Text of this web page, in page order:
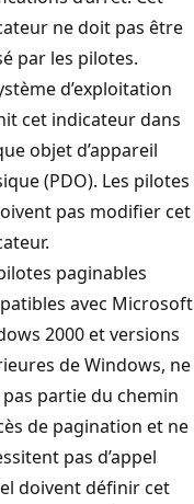
ne doit pas être
par les pilotes.
d’exploitation
cet indicateur dans
objet d’appareil
(PDO). Les pilotes
pas modifier cet
paginables
avec Microsoft
2000 et versions
de Windows, ne
partie du chemin
de pagination et ne
pas d’appel
doivent définir cet